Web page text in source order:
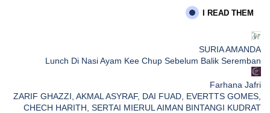
I READ THEM
SURIA AMANDA
Lunch Di Nasi Ayam Kee Chup Sebelum Balik Seremban
Farhana Jafri
ZARIF GHAZZI, AKMAL ASYRAF, DAI FUAD, EVERTTS GOMES,
CHECH HARITH, SERTAI MIERUL AIMAN BINTANGI KUDRAT